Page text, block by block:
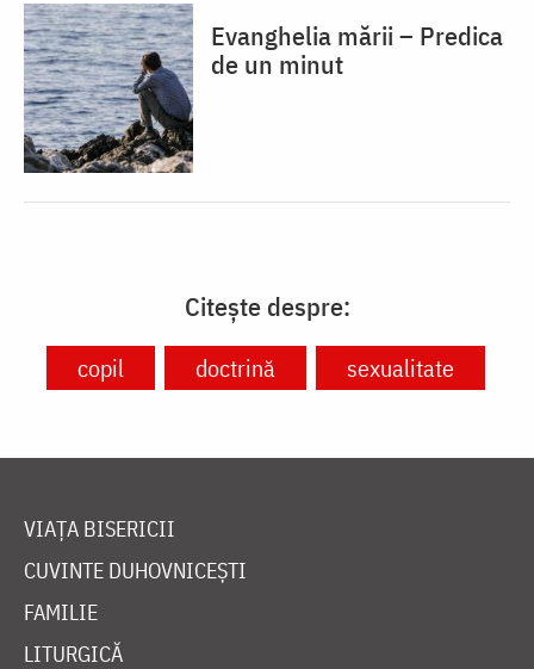
Evanghelia mării – Predica
de un minut
Citește despre:
copil doctrină sexualitate
VIAȚA BISERICII
CUVINTE DUHOVNICEȘTI
FAMILIE
LITURGICĂ